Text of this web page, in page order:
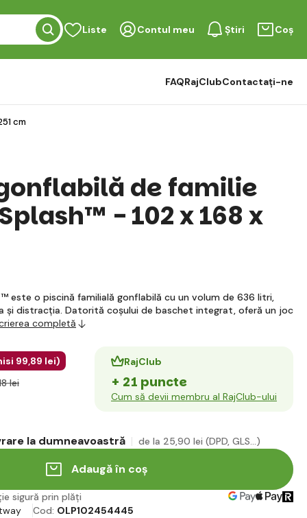
Liste Contul meu Știri Coș
FAQRajClubContactați-ne
cm
de familie
- 102 x 168 x
™ este o piscină familială gonflabilă cu un volum de 636 litri,
și distracția. Datorită coșului de baschet integrat, oferă un joc
completă
99,89 lei)
lei
RajClub
+ 21 puncte
Cum să devii membru al RajClub-ului
la dumneavoastră de la 25,90 lei (DPD, GLS...)
Adaugă în coș
sigură prin plăți
Cod: OLP102454445